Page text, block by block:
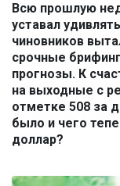
Всю прошлую
уставал
чиновников
срочные
прогнозы. К
на выходные с
отметке 508 за
было и чего
доллар?